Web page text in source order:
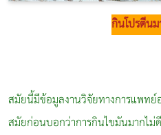
กินโปรตีน
สมัยนี้มีข้อมูลงานวิจัยทางการแพท
สมัยก่อนบอกว่าการกินไขมันมากไม่